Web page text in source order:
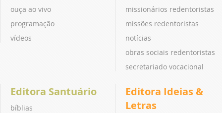
ouça ao vivo
programação
vídeos
missionários redentoristas
missões redentoristas
notícias
obras sociais redentoristas
secretariado vocacional
Editora Santuário
bíblias
Editora Ideias &
Letras